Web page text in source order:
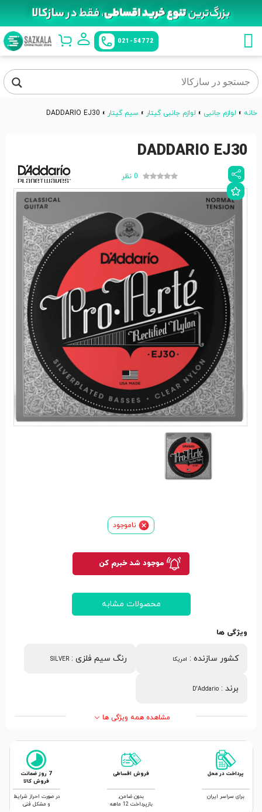
021-54772
خانه » لوازم جانبی » لوازم جانبی گیتار » سیم گیتار »
DADDARIO EJ30
DADDARIO EJ30
موجود شد خبرم کن
ناموجود
محصولات مشابه
ویژگی ها
کشور سازنده : امریکا رنگ سیم فلزی :
SILVER
برند :
D'Addario
مشاهده همه ویژگی ها
0 نظر
پرداخت در محل
برای سراسر ایران
فروش اقساطی
بدون ضامن,
بازپرداخت 12 ماهه
7 روز ضمانت
فروش کالا
در صورت احراز شرایط
و مشکل فنی